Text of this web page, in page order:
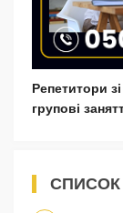
СПИСОК
Репетитори
групові